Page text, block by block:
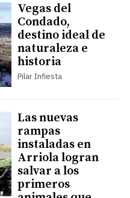
Vegas del
Condado,
destino ideal de
naturaleza e
historia
Pilar Infiesta
Las nuevas
rampas
instaladas en
Arriola logran
salvar a los
primeros